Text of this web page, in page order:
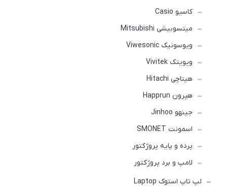
کاسیو Casio
میتسوبیشی Mitsubishi
ویوسونیک Viwesonic
ویویتک Vivitek
هیتاچی Hitachi
هپرون Happrun
جینهو Jinhoo
اسمونت SMONET
پرده و پایه پروژکتور
لامپ و برد پروژکتور
لپ تاپ استوک Laptop